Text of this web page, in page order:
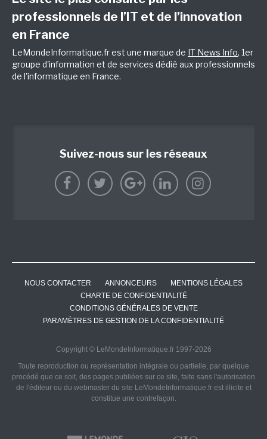
professionnels de l’IT et de l’innovation
en France
LeMondeInformatique.fr est une marque de IT News Info, 1er
groupe d'information et de services dédié aux professionnels
de l'informatique en France.
Suivez-nous sur les réseaux
NOUS CONTACTER ANNONCEURS
MENTIONS LÉGALES
CHARTE DE CONFIDENTIALITÉ
CONDITIONS GÉNÉRALES DE VENTE
PARAMÈTRES DE GESTION DE LA CONFIDENTIALITÉ
Copyright © LeMondeInformatique.fr 1997-2026
Toute reproduction ou représentation intégrale ou partielle, par quelque
procédé que ce soit, des pages publiées sur ce site, faite sans l'autorisation
de l'éditeur ou du webmaster du site LeMondeInformatique.fr est illicite et
constitue une contrefaçon.